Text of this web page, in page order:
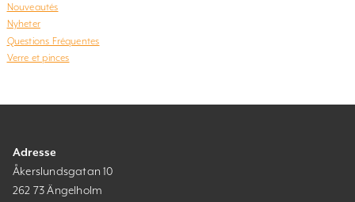
Nouveautés
Nyheter
Questions Fréquentes
Verre et pinces
Adresse
Åkerslundsgatan 10
262 73 Ängelholm